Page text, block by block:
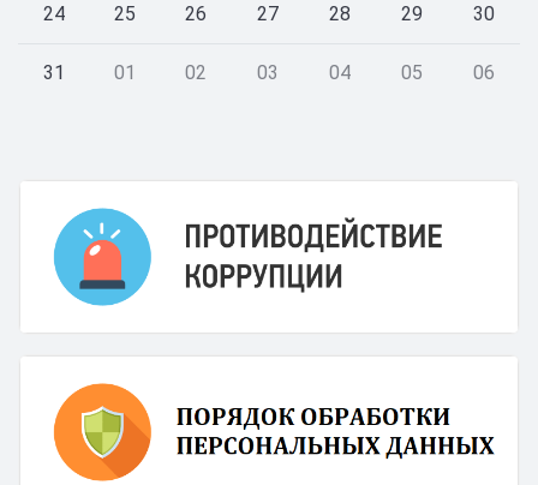
24 25 26 27 28 29 30
31 01 02 03 04 05 06